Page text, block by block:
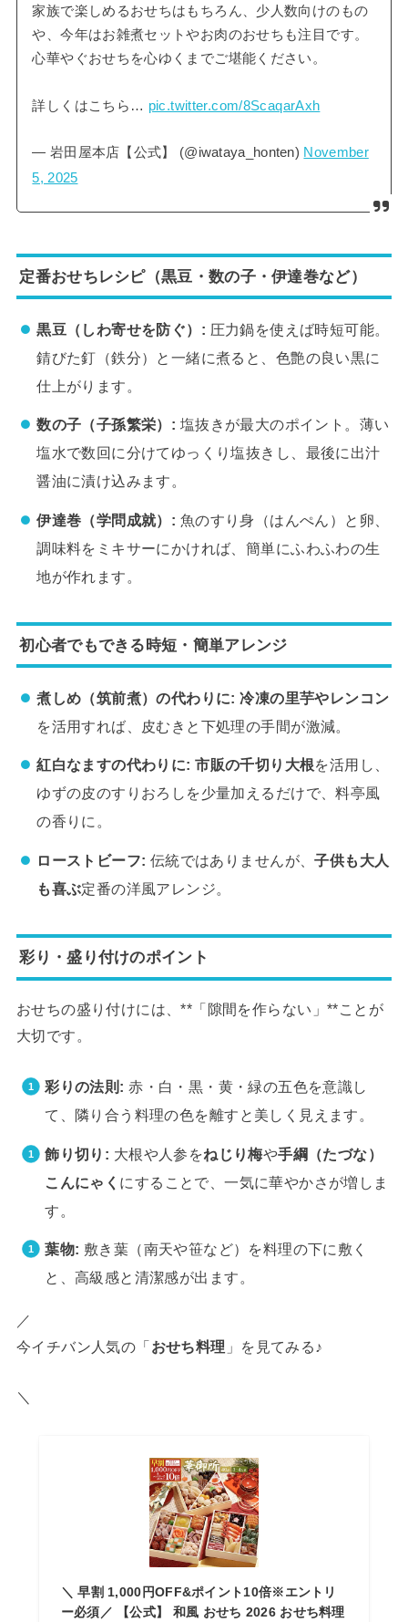
家族で楽しめるおせちはもちろん、少人数向けのもの
や、今年はお雑煮セットやお肉のおせちも注目です。
心華やぐおせちを心ゆくまでご堪能ください。
詳しくはこちら… pic.twitter.com/8ScaqarAxh
— 岩田屋本店【公式】 (@iwataya_honten) November
5, 2025
定番おせちレシピ（黒豆・数の子・伊達巻など）
黒豆（しわ寄せを防ぐ）: 圧力鍋を使えば時短可能。
錆びた釘（鉄分）と一緒に煮ると、色艶の良い黒に
仕上がります。
数の子（子孫繁栄）: 塩抜きが最大のポイント。薄い
塩水で数回に分けてゆっくり塩抜きし、最後に出汁
醤油に漬け込みます。
伊達巻（学問成就）: 魚のすり身（はんぺん）と卵、
調味料をミキサーにかければ、簡単にふわふわの生
地が作れます。
初心者でもできる時短・簡単アレンジ
煮しめ（筑前煮）の代わりに: 冷凍の里芋やレンコン
を活用すれば、皮むきと下処理の手間が激減。
紅白なますの代わりに: 市販の千切り大根を活用し、
ゆずの皮のすりおろしを少量加えるだけで、料亭風
の香りに。
ローストビーフ: 伝統ではありませんが、子供も大人
も喜ぶ定番の洋風アレンジ。
彩り・盛り付けのポイント
おせちの盛り付けには、**「隙間を作らない」**ことが
大切です。
彩りの法則: 赤・白・黒・黄・緑の五色を意識し
て、隣り合う料理の色を離すと美しく見えます。
飾り切り: 大根や人参をねじり梅や手綱（たづな）
こんにゃく にすることで、一気に華やかさが増しま
す。
葉物: 敷き葉（南天や笹など）を料理の下に敷く
と、高級感と清潔感が出ます。
／
今イチバン人気の「おせち料理 」を見てみる♪
＼
＼ 早割 1,000円OFF&ポイント10倍※エントリ
ー必須／ 【公式】 和風 おせち 2026 おせち料理